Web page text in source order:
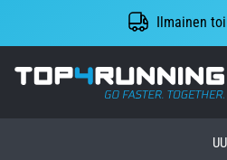
Ilmainen